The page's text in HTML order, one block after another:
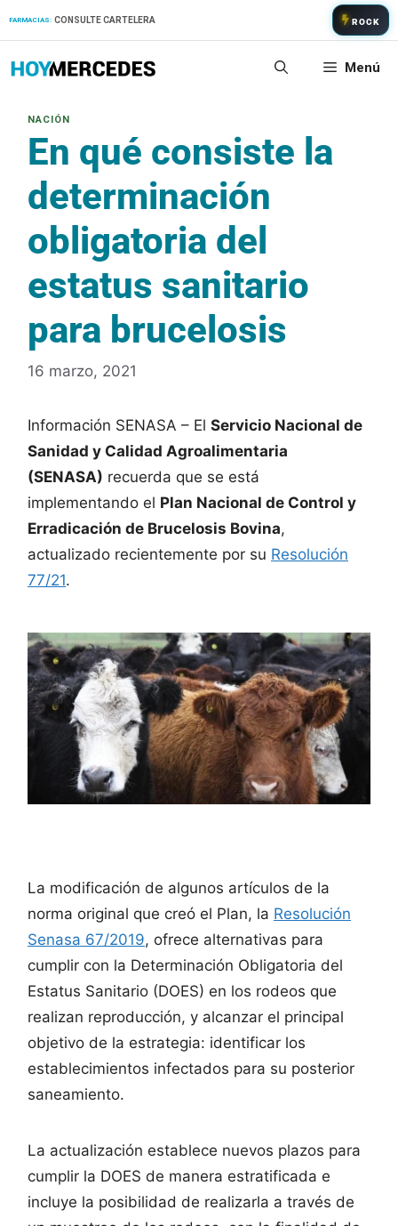
FARMACIAS: CONSULTE CARTELERA ROCK
Menú
En qué consiste la
determinación
obligatoria del
estatus sanitario
para brucelosis
16 marzo, 2021
Información SENASA – El Servicio Nacional de
Sanidad y Calidad Agroalimentaria
(SENASA) recuerda que se está
implementando el Plan Nacional de Control y
Erradicación de Brucelosis Bovina,
actualizado recientemente por su Resolución
77/21.
La modificación de algunos artículos de la
norma original que creó el Plan, la Resolución
Senasa 67/2019, ofrece alternativas para
cumplir con la Determinación Obligatoria del
Estatus Sanitario (DOES) en los rodeos que
realizan reproducción, y alcanzar el principal
objetivo de la estrategia: identificar los
establecimientos infectados para su posterior
saneamiento.
La actualización establece nuevos plazos para
cumplir la DOES de manera estratificada e
incluye la posibilidad de realizarla a través de